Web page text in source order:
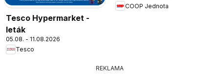
Tesco Hypermarket -
leták
05.08. - 11.08.2026
Tesco
COOP Jednota
REKLAMA